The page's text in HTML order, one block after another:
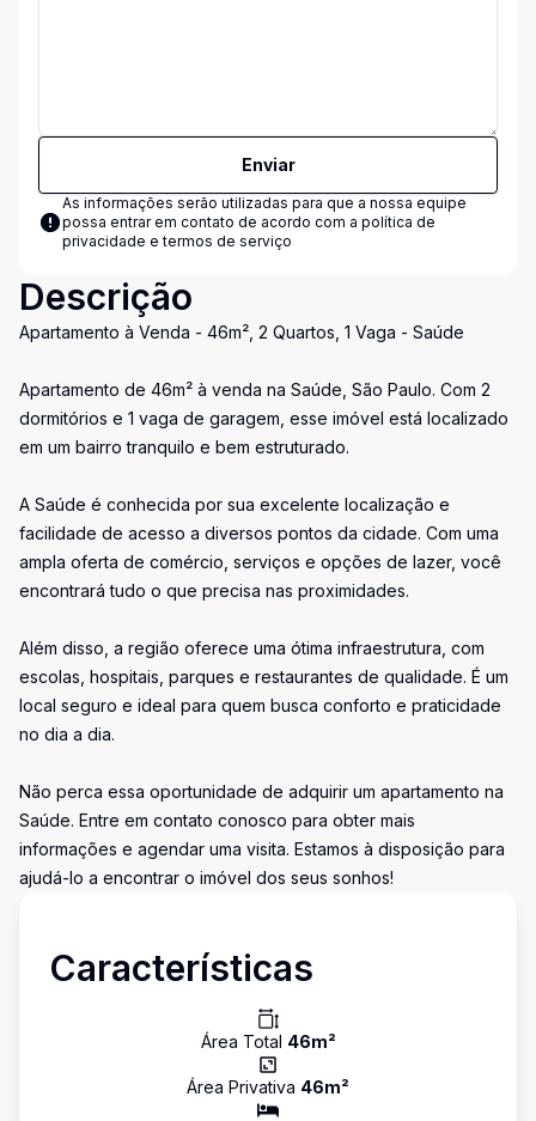
Enviar
As informações serão utilizadas para que a nossa equipe
possa entrar em contato de acordo com a política de
privacidade e termos de serviço
Descrição
Apartamento à Venda - 46m², 2 Quartos, 1 Vaga - Saúde
Apartamento de 46m² à venda na Saúde, São Paulo. Com 2
dormitórios e 1 vaga de garagem, esse imóvel está localizado
em um bairro tranquilo e bem estruturado.
A Saúde é conhecida por sua excelente localização e
facilidade de acesso a diversos pontos da cidade. Com uma
ampla oferta de comércio, serviços e opções de lazer, você
encontrará tudo o que precisa nas proximidades.
Além disso, a região oferece uma ótima infraestrutura, com
escolas, hospitais, parques e restaurantes de qualidade. É um
local seguro e ideal para quem busca conforto e praticidade
no dia a dia.
Não perca essa oportunidade de adquirir um apartamento na
Saúde. Entre em contato conosco para obter mais
informações e agendar uma visita. Estamos à disposição para
ajudá-lo a encontrar o imóvel dos seus sonhos!
Características
Área Total 46m²
Área Privativa 46m²